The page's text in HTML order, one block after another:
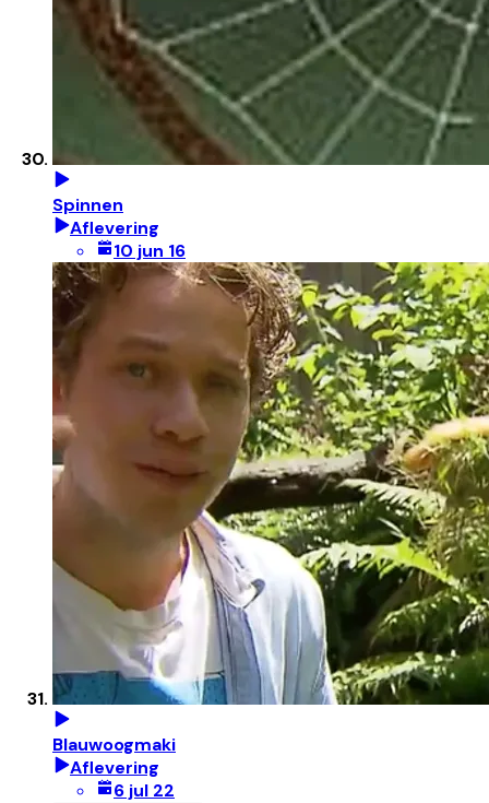
Spinnen
Aflevering
10 jun 16
Blauwoogmaki
Aflevering
6 jul 22